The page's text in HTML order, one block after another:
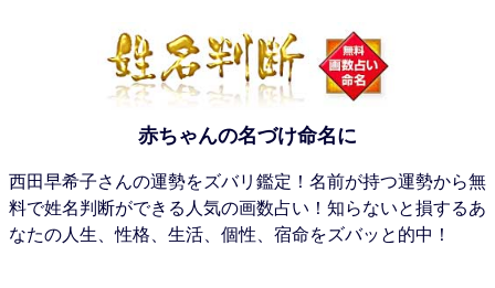
赤ちゃんの名づけ命名に
西田早希子さんの運勢をズバリ鑑定！名前が持つ運勢から無
料で姓名判断ができる人気の画数占い！知らないと損するあ
なたの人生、性格、生活、個性、宿命をズバッと的中！